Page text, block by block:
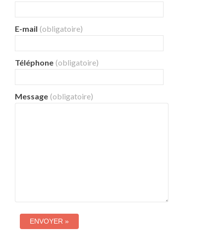
E-mail (obligatoire)
Téléphone (obligatoire)
Message (obligatoire)